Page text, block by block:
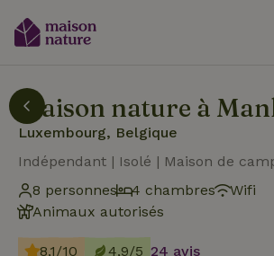
Maison nature à
Luxembourg, Belgique
Indépendant | Isolé | Maison de
8 personnes
4 chambres
Wifi
Animaux autorisés
8,1/10 4,9/5 24 avis